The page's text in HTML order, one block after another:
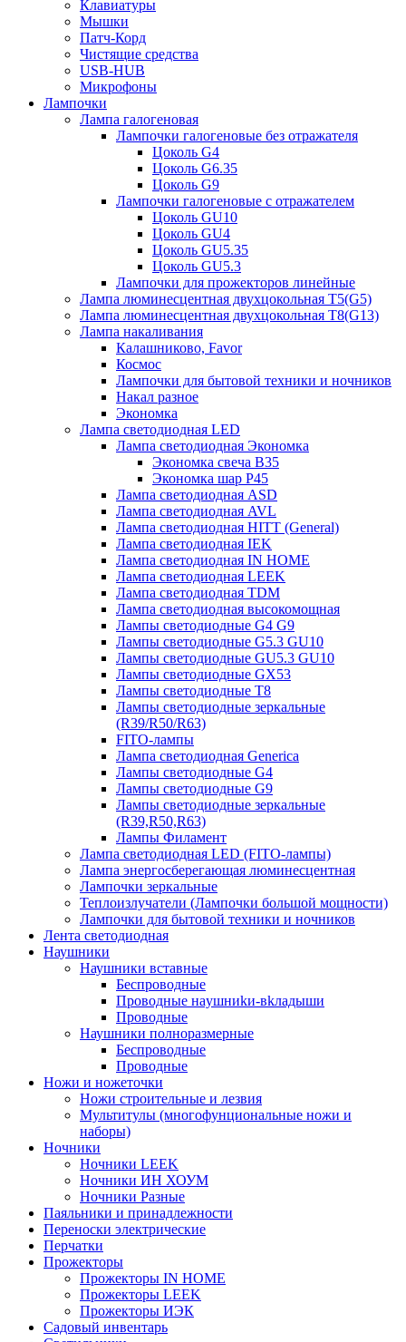
Клавиатуры
Мышки
Патч-Корд
Чистящие средства
USB-HUB
Микрофоны
Лампочки
Лампа галогеновая
Лампочки галогеновые без отражателя
Цоколь G4
Цоколь G6.35
Цоколь G9
Лампочки галогеновые с отражателем
Цоколь GU10
Цоколь GU4
Цоколь GU5.35
Цоколь GU5.3
Лампочки для прожекторов линейные
Лампа люминесцентная двухцокольная Т5(G5)
Лампа люминесцентная двухцокольная Т8(G13)
Лампа накаливания
Калашниково, Favor
Космос
Лампочки для бытовой техники и ночников
Накал разное
Экономка
Лампа светодиодная LED
Лампа светодиодная Экономка
Экономка свеча B35
Экономка шар P45
Лампа светодиодная ASD
Лампа светодиодная AVL
Лампа светодиодная HITT (General)
Лампа светодиодная IEK
Лампа светодиодная IN HOME
Лампа светодиодная LEEK
Лампа светодиодная TDM
Лампа светодиодная высокомощная
Лампы светодиодные G4 G9
Лампы светодиодные G5.3 GU10
Лампы светодиодные GU5.3 GU10
Лампы светодиодные GX53
Лампы светодиодные T8
Лампы светодиодные зеркальные
(R39/R50/R63)
FITO-лампы
Лампа светодиодная Generica
Лампы светодиодные G4
Лампы светодиодные G9
Лампы светодиодные зеркальные
(R39,R50,R63)
Лампы Филамент
Лампа светодиодная LED (FITO-лампы)
Лампа энергосберегающая люминесцентная
Лампочки зеркальные
Теплоизлучатели (Лампочки большой мощности)
Лампочки для бытовой техники и ночников
Лента светодиодная
Наушники
Наушники вставные
Беспроводные
Пpoвoдныe нayшниkи-вkлaдыши
Проводные
Наушники полноразмерные
Беспроводные
Проводные
Ножи и ножеточки
Ножи строительные и лезвия
Мультитулы (многофунциональные ножи и
наборы)
Ночники
Ночники LEEK
Ночники ИН ХОУМ
Ночники Разные
Паяльники и принадлежности
Переноски электрические
Перчатки
Прожекторы
Прожекторы IN HOME
Прожекторы LEEK
Прожекторы ИЭК
Садовый инвентарь